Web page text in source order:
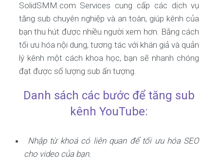
SolidSMM.com Services cung cấp các dịch vụ
tăng sub chuyên nghiệp và an toàn, giúp kênh của
bạn thu hút được nhiều người xem hơn. Bằng cách
tối ưu hóa nội dung, tương tác với khán giả và quản
lý kênh một cách khoa học, bạn sẽ nhanh chóng
đạt được số lượng sub ấn tượng.
Danh sách các bước để tăng sub
kênh YouTube:
Nhập từ khoá có liên quan để tối ưu hóa SEO
cho video của bạn.